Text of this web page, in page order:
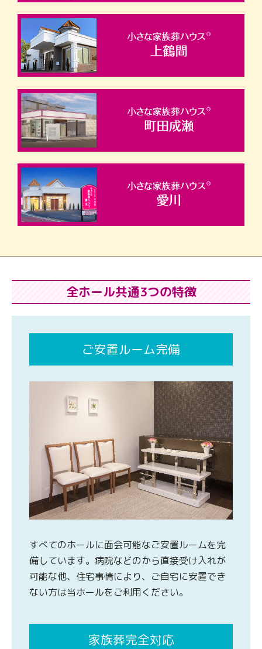
全ホール共通3つの特徴
ご安置ルーム完備
すべてのホールに面会可能なご安置ルームを完
備しています。病院などのから直接受け入れが
可能な他、住宅事情により、ご自宅に安置でき
ない方は当ホールをご利用ください。
家族葬完全対応